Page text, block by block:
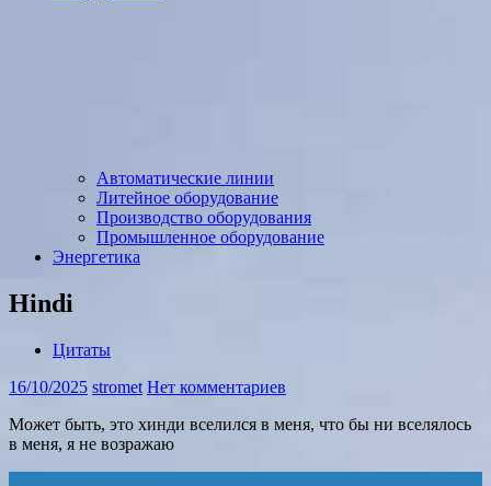
Автоматические линии
Литейное оборудование
Производство оборудования
Промышленное оборудование
Энергетика
Hindi
Цитаты
16/10/2025 stromet Нет комментариев
Может быть, это хинди вселился в меня, что бы ни вселялось
в меня, я не возражаю